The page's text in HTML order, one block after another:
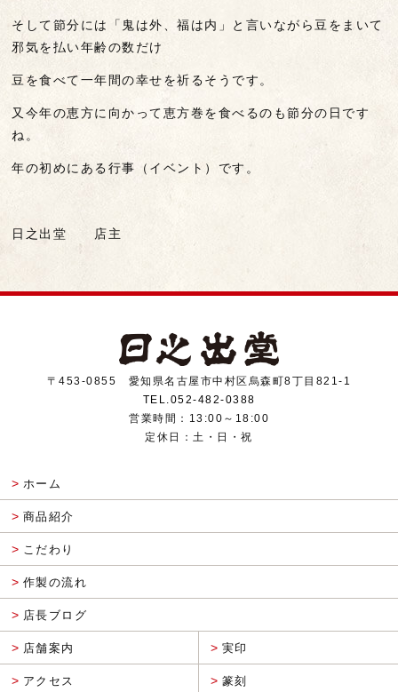
そして節分には「鬼は外、福は内」と言いながら豆をまいて
邪気を払い年齢の数だけ
豆を食べて一年間の幸せを祈るそうです。
又今年の恵方に向かって恵方巻を食べるのも節分の日です
ね。
年の初めにある行事（イベント）です。
日之出堂 店主
〒453-0855 愛知県名古屋市中村区烏森町8丁目821-1
TEL.052-482-0388
営業時間：13:00～18:00
定休日：土・日・祝
ホーム
商品紹介
こだわり
作製の流れ
店長ブログ
店舗案内
アクセス
実印
篆刻